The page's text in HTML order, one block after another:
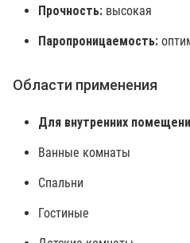
Прочность: высокая
Паропроницаемость:
Области применения
Для внутренних
Ванные комнаты
Спальни
Гостиные